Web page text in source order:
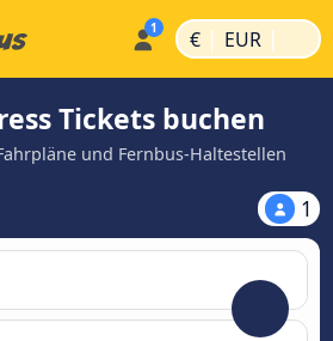
€ | EUR |
Tickets buchen
und Fernbus-Haltestellen
1